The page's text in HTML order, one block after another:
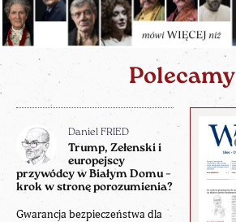
Polecamy
Daniel FRIED
Trump, Zełenski i
europejscy
przywódcy w Białym Domu –
krok w stronę porozumienia?
Gwarancja bezpieczeństwa dla